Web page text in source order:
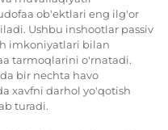
ob'ektlari eng ilg'or
Ushbu inshootlar passiv
imkoniyatlari bilan
tarmoqlarini o'rnatadi.
bir nechta havo
xavfni darhol yo'qotish
turadi.